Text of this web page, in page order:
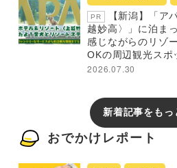
PR
【新潟】「ア
越妙高〉」に泊ま
感じながらのリゾ
OKの周辺観光スポ
2026.07.30
新着記事をもっ
おでかけレポート